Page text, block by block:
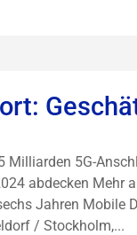
Milliarden 5G-
abdecken Mehr
Jahren Mobile
/ Stockholm,...